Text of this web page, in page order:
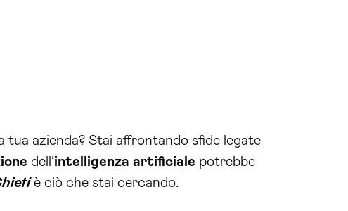
tua azienda? Stai affrontando sfide legate
dell’intelligenza artificiale potrebbe
è ciò che stai cercando.